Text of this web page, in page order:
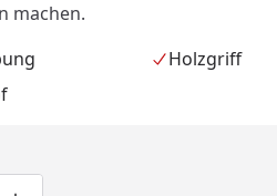
machen.
Holzgriff